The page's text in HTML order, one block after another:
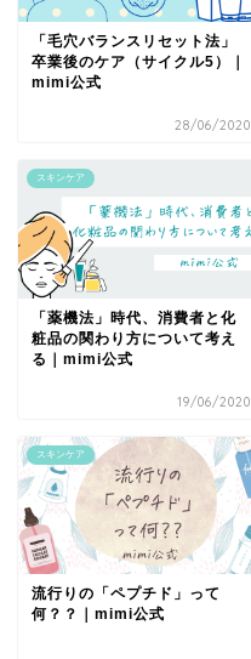
「毛穴バランスリセット法」
卒業後のケア（サイクル5）｜
mimi公式
28/06/2020
スキンケア
「薬機法」時代、消費者と化
粧品の関わり方について考え
る｜mimi公式
19/06/2020
スキンケア
流行りの「ペプチド」って
何？？｜mimi公式